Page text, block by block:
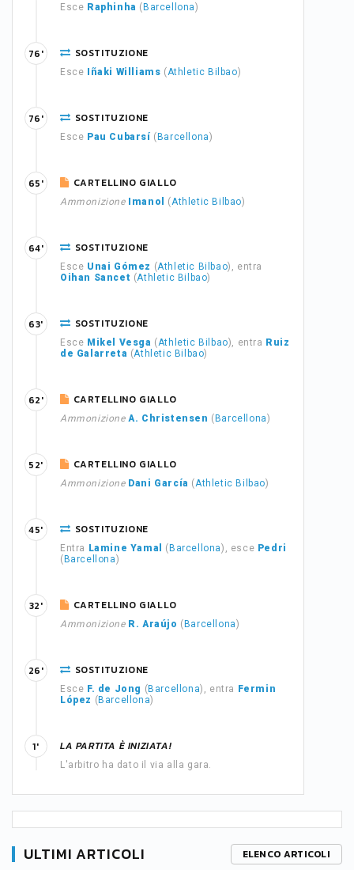
Esce Raphinha ( Barcellona)
SOSTITUZIONE
Esce Iñaki Williams (Athletic Bilbao)
76'
SOSTITUZIONE
Esce Pau Cubarsí ( Barcellona)
76'
CARTELLINO GIALLO
Ammonizione Imanol (Athletic Bilbao)
65'
SOSTITUZIONE
Esce Unai Gómez (Athletic Bilbao), entra
Oihan Sancet (Athletic Bilbao)
64'
SOSTITUZIONE
Esce Mikel Vesga (Athletic Bilbao), entra Ruiz
de Galarreta (Athletic Bilbao)
63'
CARTELLINO GIALLO
Ammonizione A. Christensen ( Barcellona)
62'
CARTELLINO GIALLO
Ammonizione Dani García (Athletic Bilbao)
52'
SOSTITUZIONE
Entra Lamine Yamal ( Barcellona), esce Pedri
( Barcellona)
45'
CARTELLINO GIALLO
Ammonizione R. Araújo ( Barcellona)
32'
SOSTITUZIONE
Esce F. de Jong ( Barcellona), entra
Fermin
López ( Barcellona)
26'
LA PARTITA È INIZIATA!
L'arbitro ha dato il via alla gara.
1'
ULTIMI ARTICOLI ELENCO ARTICOLI